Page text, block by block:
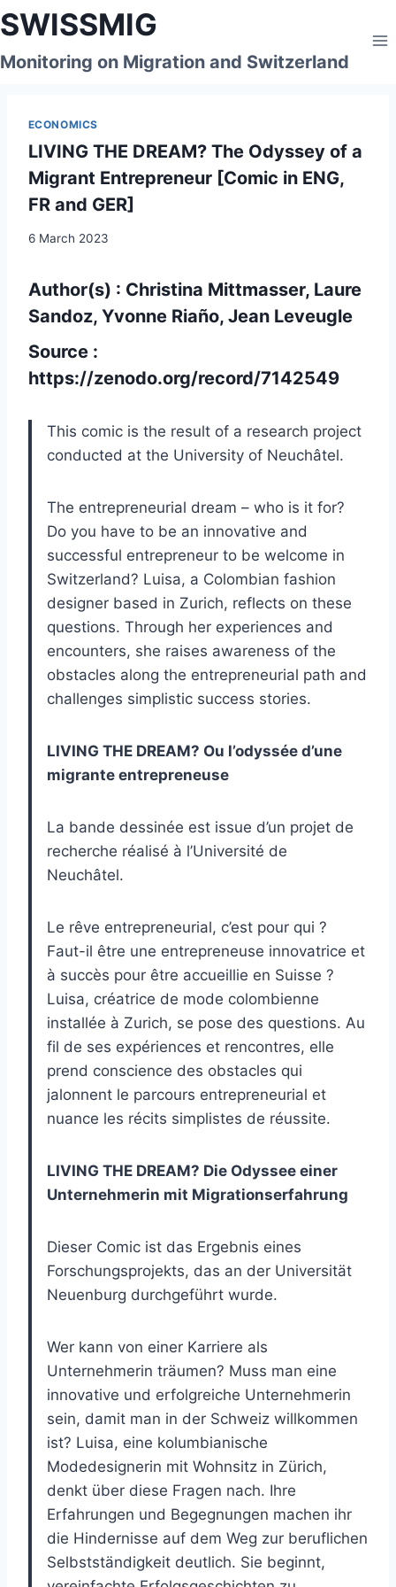
Skip
to
content
SWISSMIG
Monitoring on Migration and Switzerland
ECONOMICS
LIVING THE DREAM? The Odyssey of a
Migrant Entrepreneur [Comic in ENG,
FR and GER]
6 March 2023
Author(s) : Christina Mittmasser, Laure
Sandoz, Yvonne Riaño, Jean Leveugle
Source :
https://zenodo.org/record/7142549
This comic is the result of a research project
conducted at the University of Neuchâtel.
The entrepreneurial dream – who is it for?
Do you have to be an innovative and
successful entrepreneur to be welcome in
Switzerland? Luisa, a Colombian fashion
designer based in Zurich, reflects on these
questions. Through her experiences and
encounters, she raises awareness of the
obstacles along the entrepreneurial path and
challenges simplistic success stories.
LIVING THE DREAM? Ou l’odyssée d’une
migrante entrepreneuse
La bande dessinée est issue d’un projet de
recherche réalisé à l’Université de
Neuchâtel.
Le rêve entrepreneurial, c’est pour qui ?
Faut-il être une entrepreneuse innovatrice et
à succès pour être accueillie en Suisse ?
Luisa, créatrice de mode colombienne
installée à Zurich, se pose des questions. Au
fil de ses expériences et rencontres, elle
prend conscience des obstacles qui
jalonnent le parcours entrepreneurial et
nuance les récits simplistes de réussite.
LIVING THE DREAM? Die Odyssee einer
Unternehmerin mit Migrationserfahrung
Dieser Comic ist das Ergebnis eines
Forschungsprojekts, das an der Universität
Neuenburg durchgeführt wurde.
Wer kann von einer Karriere als
Unternehmerin träumen? Muss man eine
innovative und erfolgreiche Unternehmerin
sein, damit man in der Schweiz willkommen
ist? Luisa, eine kolumbianische
Modedesignerin mit Wohnsitz in Zürich,
denkt über diese Fragen nach. Ihre
Erfahrungen und Begegnungen machen ihr
die Hindernisse auf dem Weg zur beruflichen
Selbstständigkeit deutlich. Sie beginnt,